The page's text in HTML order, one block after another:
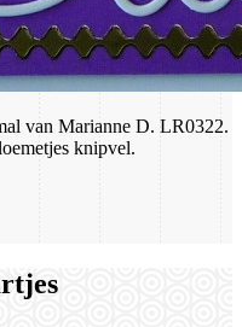
van Marianne D. LR0322.
knipvel.